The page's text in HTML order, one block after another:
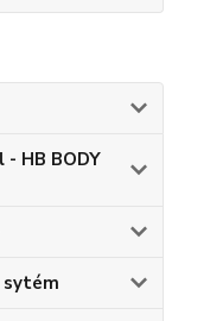
HB BODY
sytém